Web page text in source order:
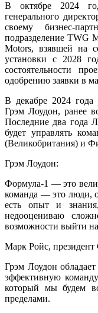
В октябре 2024
генерального
своему бизнес-
подразделение TWG
Motors, взявшей на
установки с 2028
состоятельности
одобрению заявки в
В декабре 2024 года
Грэм Лоудон, ранее
Последние два года
будет управлять
(Великобритания) и
Грэм Лоудон:
Формула-1 — это
команда — это люди,
есть опыт и
недооцениваю
возможности выйти на
Марк Ройс, президент
Грэм Лоудон
эффективную
который мы будем
пределами.